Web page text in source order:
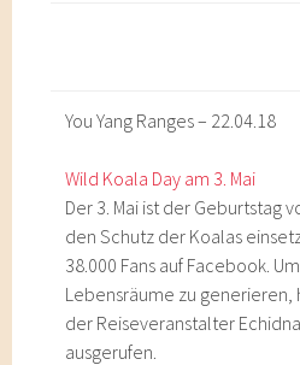
You Yang Ranges – 22.04.18
Wild Koala Day am 3. Mai
Der 3. Mai ist der Geburtstag
den Schutz der Koalas
38.000 Fans auf Facebook.
Lebensräume zu generieren,
der Reiseveranstalter
ausgerufen.